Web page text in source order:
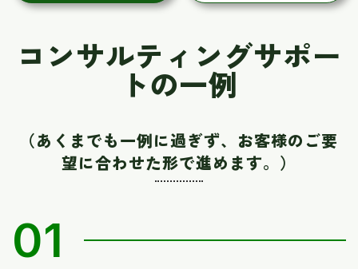
コンサルティングサポー
トの一例
（あくまでも一例に過ぎず、お客様のご要
望に合わせた形で進めます。）
01